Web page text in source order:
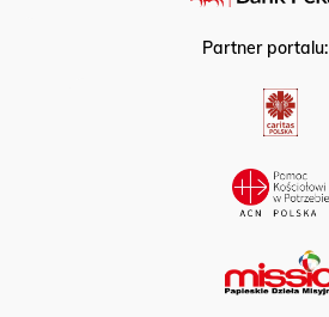
Partner portalu: